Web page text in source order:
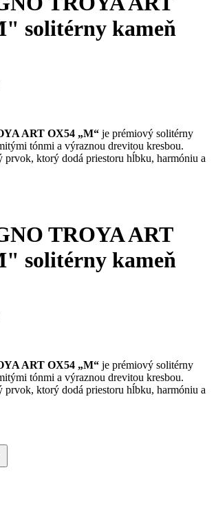
solitérny kameň
ART OX54 „M“ je prémiový solitérny
tónmi a výraznou drevitou kresbou.
prvok, ktorý dodá priestoru hĺbku, harmóniu a
TROYA ART
solitérny kameň
ART OX54 „M“ je prémiový solitérny
tónmi a výraznou drevitou kresbou.
prvok, ktorý dodá priestoru hĺbku, harmóniu a